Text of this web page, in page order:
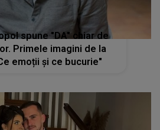
spune "DA" chiar de
Primele imagini de la
emoții și ce bucurie"